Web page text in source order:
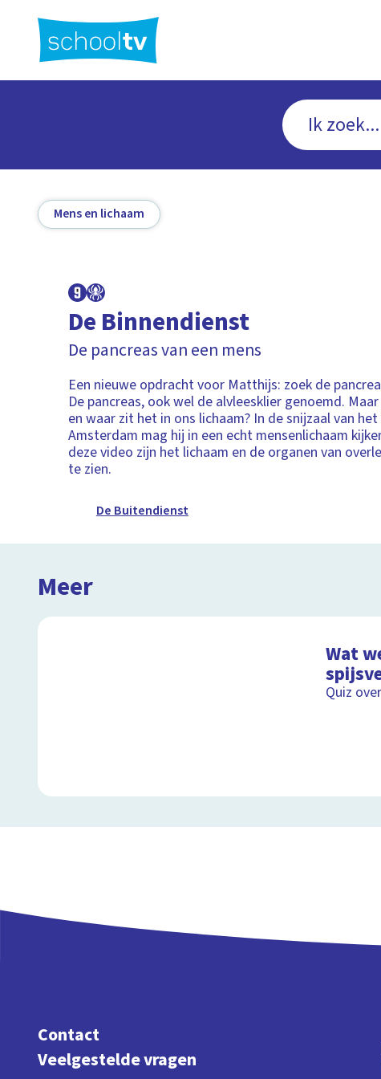
hoofdinhoud
Mens en lichaam
De Binnendienst
De pancreas van een mens
Een nieuwe opdracht voor Matthijs: zoek de
De pancreas, ook wel de alvleesklier genoemd.
en waar zit het in ons lichaam? In de snijzaal van het
Amsterdam mag hij in een echt mensenlichaam
deze video zijn het lichaam en de organen van
te zien.
De Buitendienst
Meer
Wat
Quiz
Contact
Veelgestelde vragen